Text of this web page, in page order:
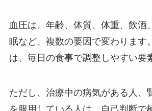
血圧は、年齢、体質、体重、飲酒
眠など、複数の要因で変わります
は、毎日の食事で調整しやすい要
ただし、治療中の病気がある人、
を服用している人は、自己判断で